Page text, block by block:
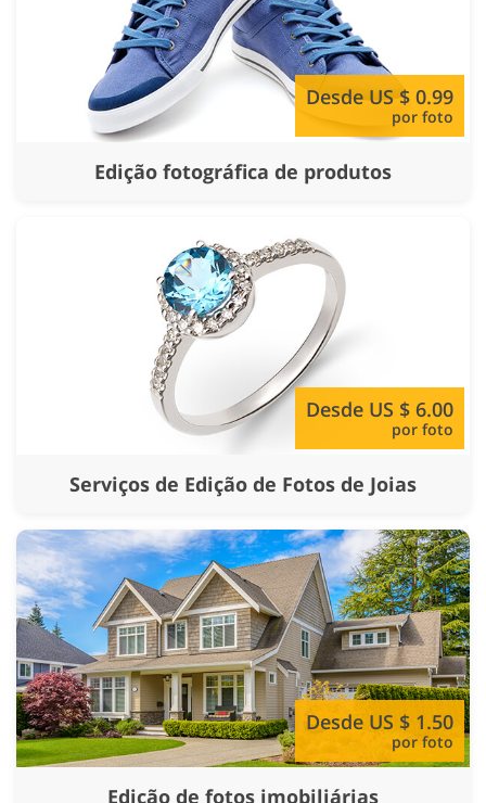
Desde US $ 0.99
por foto
Edição fotográfica de produtos
Desde US $ 6.00
por foto
Serviços de Edição de Fotos de Joias
Desde US $ 1.50
por foto
Edição de fotos imobiliárias